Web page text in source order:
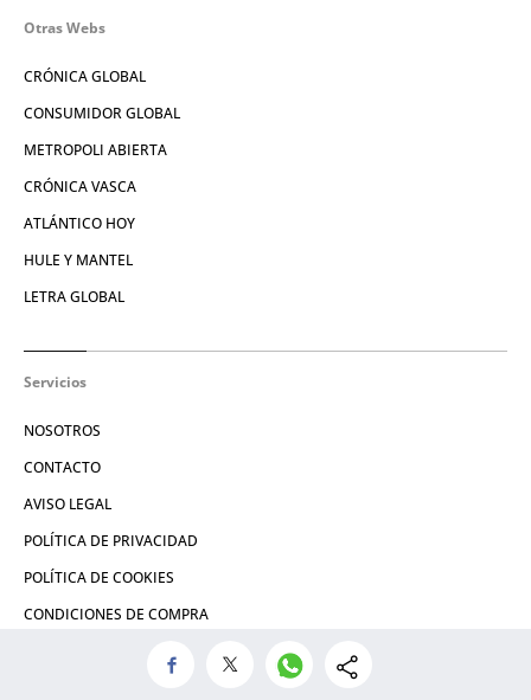
Otras Webs
CRÓNICA GLOBAL
CONSUMIDOR GLOBAL
METROPOLI ABIERTA
CRÓNICA VASCA
ATLÁNTICO HOY
HULE Y MANTEL
LETRA GLOBAL
Servicios
NOSOTROS
CONTACTO
AVISO LEGAL
POLÍTICA DE PRIVACIDAD
POLÍTICA DE COOKIES
CONDICIONES DE COMPRA